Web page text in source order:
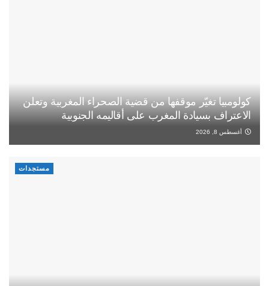
كولومبيا تغيّر موقفها من قضية الصحراء المغربية وتعلن
الاعتراف بسيادة المغرب على أقاليمه الجنوبية
أغسطس 8, 2026
مستجدات